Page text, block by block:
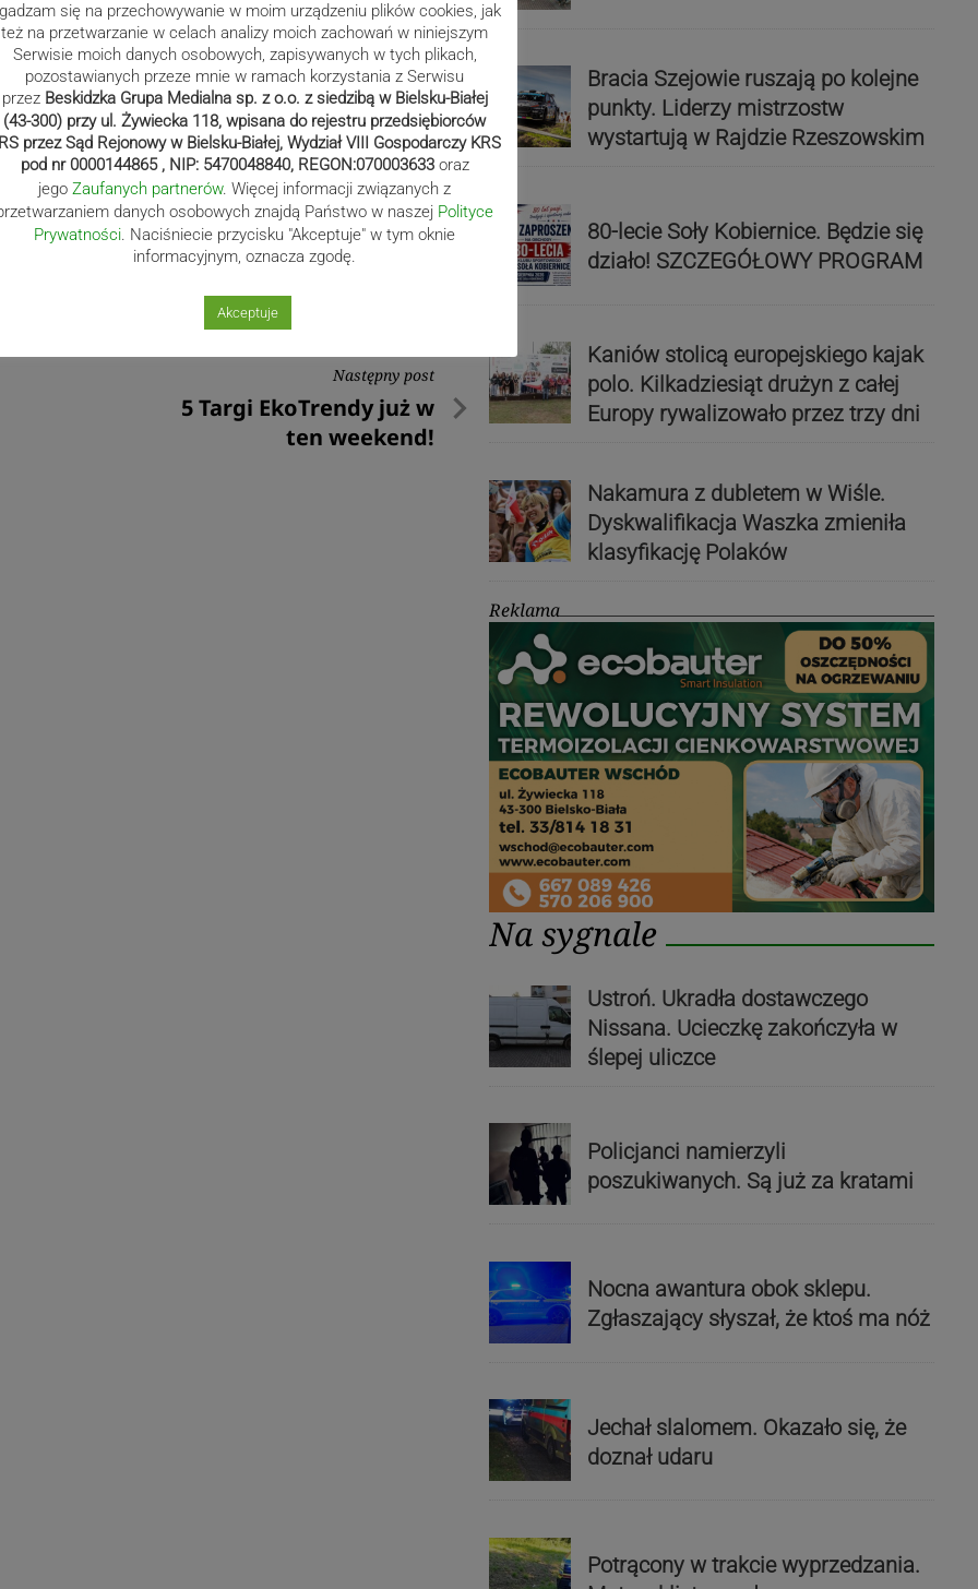
Następny post
Następny
5 Targi EkoTrendy już w
ten weekend!
Bracia Szejowie ruszają po kolejne
punkty. Liderzy mistrzostw
wystartują w Rajdzie Rzeszowskim
80-lecie Soły Kobiernice. Będzie się
działo! SZCZEGÓŁOWY PROGRAM
Kaniów stolicą europejskiego kajak
polo. Kilkadziesiąt drużyn z całej
Europy rywalizowało przez trzy dni
Nakamura z dubletem w Wiśle.
Dyskwalifikacja Waszka zmieniła
klasyfikację Polaków
Reklama
Na sygnale
Ustroń. Ukradła dostawczego
Nissana. Ucieczkę zakończyła w
ślepej uliczce
Policjanci namierzyli
poszukiwanych. Są już za kratami
Nocna awantura obok sklepu.
Zgłaszający słyszał, że ktoś ma nóż
Jechał slalomem. Okazało się, że
doznał udaru
Potrącony w trakcie wyprzedzania.
się na przechowywanie w moim urządzeniu plików cookies, jak
też na przetwarzanie w celach analizy moich zachowań w niniejszym
Serwisie moich danych osobowych, zapisywanych w tych plikach,
pozostawianych przeze mnie w ramach korzystania z Serwisu
przez Beskidzka Grupa Medialna sp. z o.o. z siedzibą w Bielsku-Białej
(43-300) przy ul. Żywiecka 118, wpisana do rejestru przedsiębiorców
przez Sąd Rejonowy w Bielsku-Białej, Wydział VIII Gospodarczy KRS
pod nr 0000144865 , NIP: 5470048840, REGON:070003633 oraz
jego Zaufanych partnerów. Więcej informacji związanych z
danych osobowych znajdą Państwo w naszej Polityce
Prywatności . Naciśniecie przycisku "Akceptuje" w tym oknie
informacyjnym, oznacza zgodę.
Akceptuje